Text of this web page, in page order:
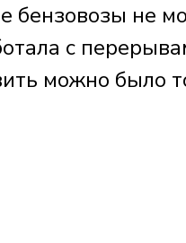
не
с
можно было